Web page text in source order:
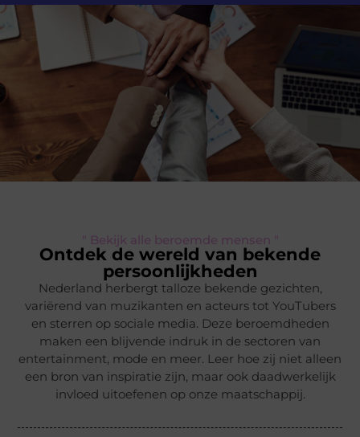
" Bekijk alle beroemde mensen "
Ontdek de wereld van bekende
persoonlijkheden
Nederland herbergt talloze bekende gezichten,
variërend van muzikanten en acteurs tot YouTubers
en sterren op sociale media. Deze beroemdheden
maken een blijvende indruk in de sectoren van
entertainment, mode en meer. Leer hoe zij niet alleen
een bron van inspiratie zijn, maar ook daadwerkelijk
invloed uitoefenen op onze maatschappij.